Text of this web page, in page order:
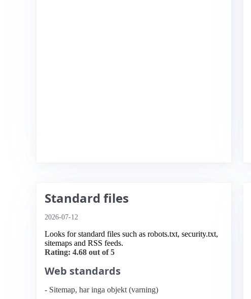
Standard files
2026-07-12
Looks for standard files such as robots.txt, security.txt,
sitemaps and RSS feeds.
Rating: 4.68 out of 5
Web standards
- Sitemap, har inga objekt (varning)